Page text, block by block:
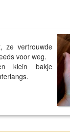
ze vertrouwde
voor weg.
klein bakje